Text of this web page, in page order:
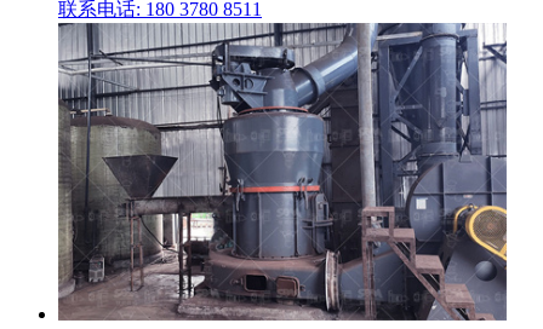
联系电话: 180 3780 8511